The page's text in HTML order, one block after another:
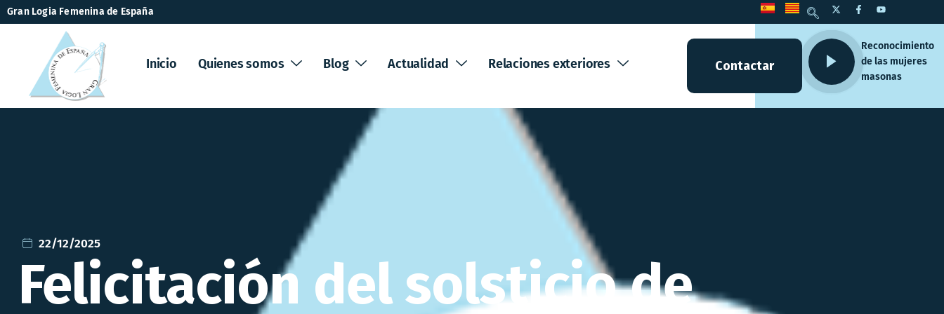
Gran Logia Femenina de España
Inicio Quienes somos Blog Actualidad Relaciones exteriores Contactar
Reconocimiento
de las mujeres
masonas
22/12/2025
Felicitación del solsticio de